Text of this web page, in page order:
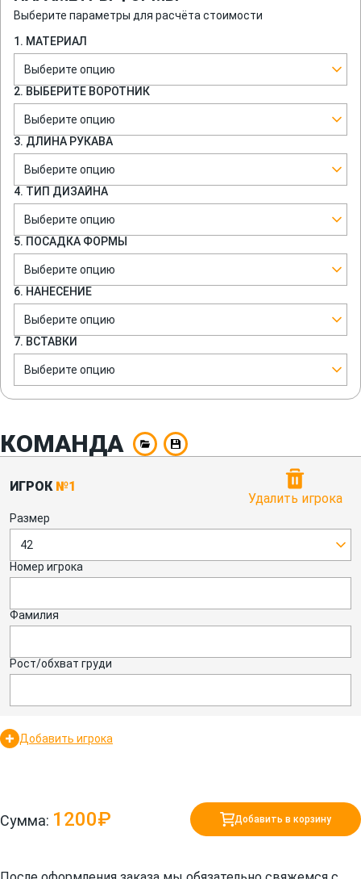
Выберите параметры для расчёта стоимости
1. МАТЕРИАЛ
Выберите опцию
2. ВЫБЕРИТЕ ВОРОТНИК
Выберите опцию
3. ДЛИНА РУКАВА
Выберите опцию
4. ТИП ДИЗАЙНА
Выберите опцию
5. ПОСАДКА ФОРМЫ
Выберите опцию
6. НАНЕСЕНИЕ
Выберите опцию
7. ВСТАВКИ
Выберите опцию
КОМАНДА
ИГРОК №1
Удалить игрока
Размер
42
Номер игрока
Фамилия
Рост/обхват груди
Добавить игрока
Сумма: 1200₽ Добавить в корзину